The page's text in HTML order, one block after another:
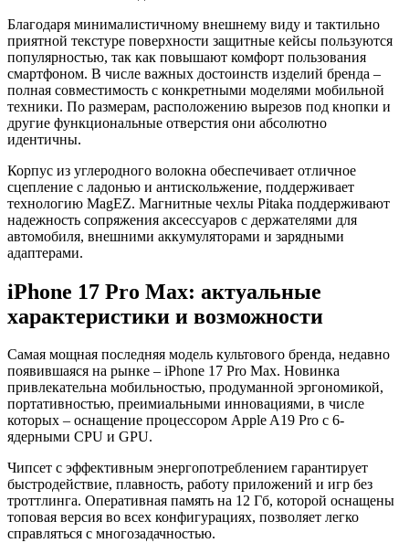
Благодаря минималистичному внешнему виду и тактильно
приятной текстуре поверхности защитные кейсы пользуются
популярностью, так как повышают комфорт пользования
смартфоном. В числе важных достоинств изделий бренда –
полная совместимость с конкретными моделями мобильной
техники. По размерам, расположению вырезов под кнопки и
другие функциональные отверстия они абсолютно
идентичны.
Корпус из углеродного волокна обеспечивает отличное
сцепление с ладонью и антискольжение, поддерживает
технологию MagEZ. Магнитные чехлы Pitaka поддерживают
надежность сопряжения аксессуаров с держателями для
автомобиля, внешними аккумуляторами и зарядными
адаптерами.
iPhone 17 Pro Max: актуальные
характеристики и возможности
Самая мощная последняя модель культового бренда, недавно
появившаяся на рынке – iPhone 17 Pro Max. Новинка
привлекательна мобильностью, продуманной эргономикой,
портативностью, преимиальными инновациями, в числе
которых – оснащение процессором Apple A19 Pro с 6-
ядерными CPU и GPU.
Чипсет с эффективным энергопотреблением гарантирует
быстродействие, плавность, работу приложений и игр без
троттлинга. Оперативная память на 12 Гб, которой оснащены
топовая версия во всех конфигурациях, позволяет легко
справляться с многозадачностью.